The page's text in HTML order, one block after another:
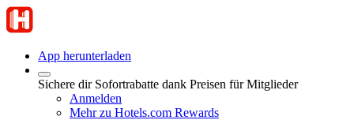
App herunterladen
Sichere dir Sofortrabatte dank Preisen für Mitglieder
Anmelden
Mehr zu Hotels.com Rewards